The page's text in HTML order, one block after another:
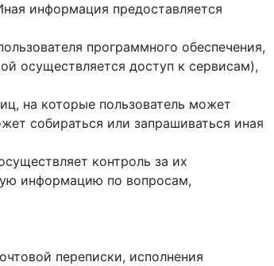
информация предоставляется
программного обеспечения,
осуществляется доступ к cервисам),
на которые пользователь может
собираться или запрашиваться иная
контроль за их
информацию по вопросам,
переписки, исполнения